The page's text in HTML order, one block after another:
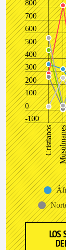
-100
0
100
200
300
400
500
600
700
800
Cristianos
LOS